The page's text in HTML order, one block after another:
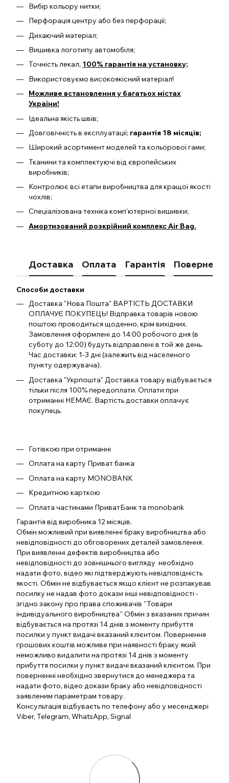
Вибір кольору нитки;
Перфорація центру або без перфорації;
Дихаючий матеріал;
Вишивка логотипу автомобіля;
Точність лекал, 100% гарантія на установку;
Використовуємо високоякісний матеріал!
Можливе встановлення у багатьох містах
України!
Ідеальна якість швів;
Довговічність в експлуатації; гарантія 18 місяців;
Широкий асортимент моделей та кольорової гами;
Тканини та комплектуючі від європейських
виробників;
Контролює всі етапи виробництва для кращої якості
чохлів;
Спеціалізована техніка комп'ютерної вишивки;
Амортизований розкрійний комплекс Air Bag.
Доставка Оплата Гарантія
Способи доставки
Доставка "Нова Пошта" ВАРТІСТЬ ДОСТАВКИ
ОПЛАЧУЄ ПОКУПЕЦЬ! Відправка товарів новою
поштою проводиться щоденно, крім вихідних.
Замовлення оформлені до 14:00 робочого дня (в
суботу до 12:00) будуть відправлені в той же день.
Час доставки: 1-3 дні (залежить від населеного
пункту одержувача).
Доставка "Укрпошта" Доставка товару відбувається
тільки після 100% передоплати. Оплати при
отриманні НЕМАЄ. Вартість доставки оплачує
покупець.
Готівкою при отриманні
Оплата на карту Приват банка
Оплата на карту MONOBANK
Кредитною карткою
Оплата частинами ПриватБанк та monobank
Гарантія від виробника 12 місяців.
Обмін можливий при виявленні браку виробництва або
невідповідності до обговорених деталей замовлення.
При виявленні дефектів виробництва або
невідповідності до зовнішнього вигляду необхідно
надати фото, відео які підтверджують невідповідність
якості. Обмін не відбувається якщо клієнт не розпакував
посилку не надав фото докази інші невідповідності -
згідно закону про права споживачів ''Товари
індивідуального виробництва'' Обмін з вказаних причин
відбувається на протязі 14 днів з моменту прибуття
посилки у пункт видачі вказаний клієнтом. Повернення
грошових коштів можливе при наявності браку який
неможливо видалити на протязі 14 днів з моменту
прибуття посилки у пункт видачі вказаний клієнтом. При
поверненні необхідно звернутися до менеджера та
надати фото, відео докази браку або невідповідності
заявленим параметрам товару.
Консультація відбуваєть по телефону або у месенджері
Viber, Telegram, WhatsApp, Signal